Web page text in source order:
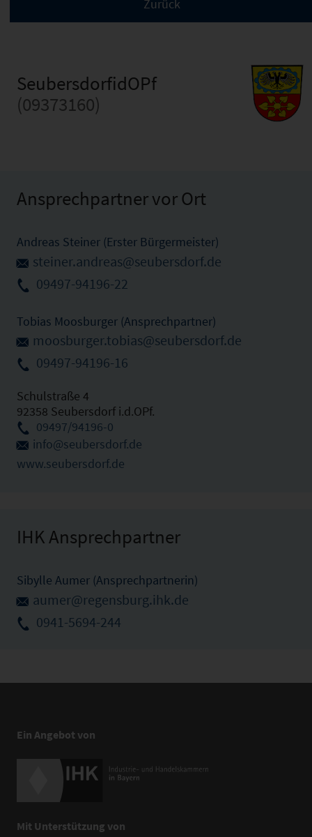
SeubersdorfidOPf
(09373160)
Ansprechpartner vor Ort
Andreas Steiner (Erster Bürgermeister)
steiner.andreas@seubersdorf.de
09497-94196-22
Tobias Moosburger (Ansprechpartner)
moosburger.tobias@seubersdorf.de
09497-94196-16
Schulstraße 4
92358 Seubersdorf i.d.OPf.
09497/94196-0
info@seubersdorf.de
www.seubersdorf.de
IHK Ansprechpartner
Sibylle Aumer (Ansprechpartnerin)
aumer@regensburg.ihk.de
0941-5694-244
Ein Angebot von
Mit Unterstützung von